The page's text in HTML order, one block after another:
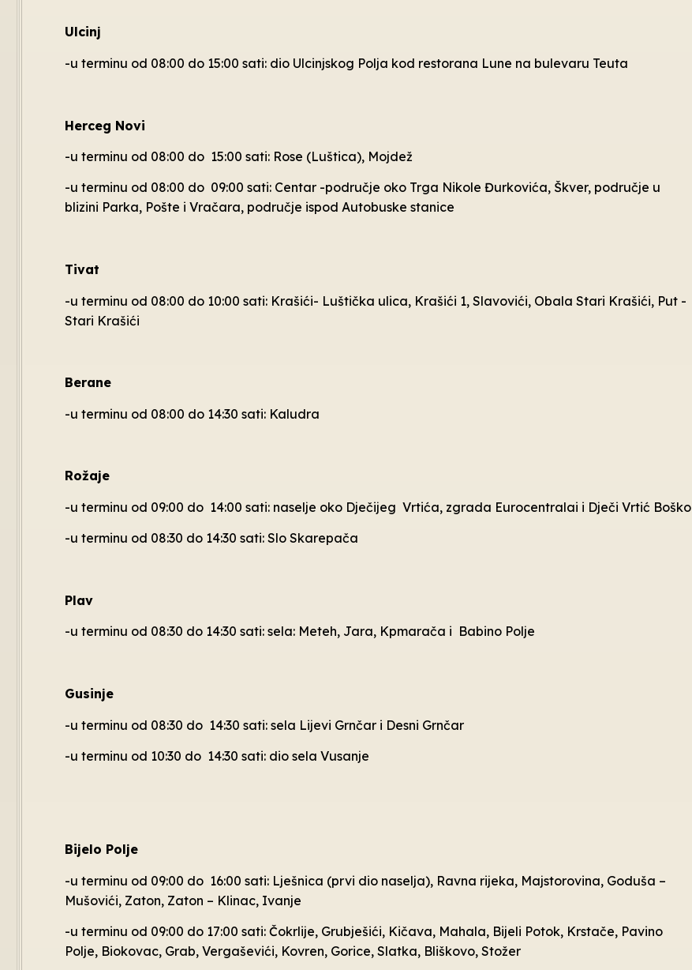
Ulcinj
-u terminu od 08:00 do 15:00 sati: dio Ulcinjskog Polja kod restorana Lune na bulevaru Teuta
Herceg Novi
-u terminu od 08:00 do 15:00 sati: Rose (Luštica), Mojdež
-u terminu od 08:00 do 09:00 sati: Centar -područje oko Trga Nikole Đurkovića, Škver, područje u
blizini Parka, Pošte i Vračara, područje ispod Autobuske stanice
Tivat
-u terminu od 08:00 do 10:00 sati: Krašići- Luštička ulica, Krašići 1, Slavovići, Obala Stari Krašići, Put -
Stari Krašići
Berane
-u terminu od 08:00 do 14:30 sati: Kaludra
Rožaje
-u terminu od 09:00 do 14:00 sati: naselje oko Dječijeg Vrtića, zgrada Eurocentralai i Dječi Vrtić Boško
-u terminu od 08:30 do 14:30 sati: Slo Skarepača
Plav
-u terminu od 08:30 do 14:30 sati: sela: Meteh, Jara, Kpmarača i Babino Polje
Gusinje
-u terminu od 08:30 do 14:30 sati: sela Lijevi Grnčar i Desni Grnčar
-u terminu od 10:30 do 14:30 sati: dio sela Vusanje
Bijelo Polje
-u terminu od 09:00 do 16:00 sati: Lješnica (prvi dio naselja), Ravna rijeka, Majstorovina, Goduša –
Mušovići, Zaton, Zaton – Klinac, Ivanje
-u terminu od 09:00 do 17:00 sati: Čokrlije, Grubješići, Kičava, Mahala, Bijeli Potok, Krstače, Pavino
Polje, Biokovac, Grab, Vergaševići, Kovren, Gorice, Slatka, Bliškovo, Stožer